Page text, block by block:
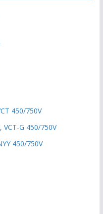
450/750V
VCT-G 450/750V
450/750V